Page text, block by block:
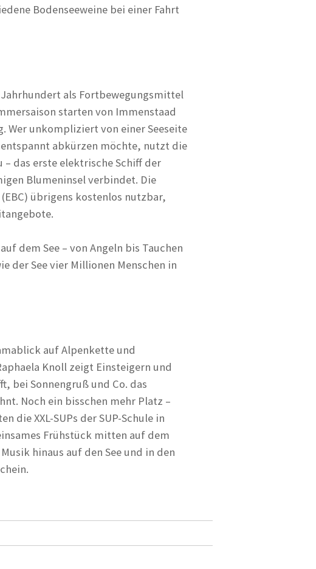
Bodenseeweine bei einer Fahrt
als Fortbewegungsmittel
starten von Immenstaad
Wer unkompliziert von einer Seeseite
entspannt abkürzen möchte, nutzt die
– das erste elektrische Schiff der
Blumeninsel verbindet. Die
übrigens kostenlos nutzbar,
dem See – von Angeln bis Tauchen
der See vier Millionen Menschen in
auf Alpenkette und
Knoll zeigt Einsteigern und
bei Sonnengruß und Co. das
Noch ein bisschen mehr Platz –
XXL-SUPs der SUP-Schule in
Frühstück mitten auf dem
hinaus auf den See und in den